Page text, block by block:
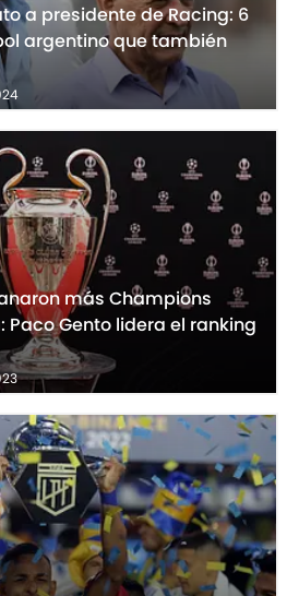
a presidente de Racing: 6
argentino que también
más Champions
Paco Gento lidera el ranking